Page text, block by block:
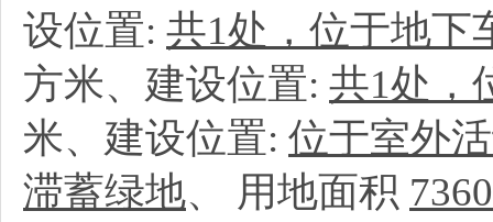
设位置: 共1处，位于地下
方米、建设位置: 共1处，
米、建设位置: 位于室外
滞蓄绿地、 用地面积